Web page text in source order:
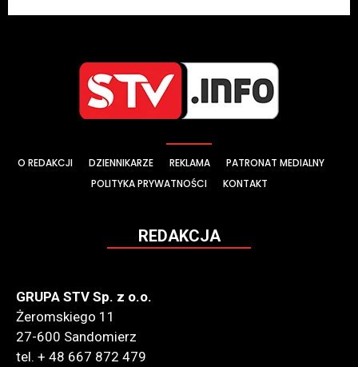
O REDAKCJI DZIENNIKARZE REKLAMA
PATRONAT MEDIALNY
POLITYKA PRYWATNOŚCI
KONTAKT
REDAKCJA
GRUPA STV Sp. z o.o.
Żeromskiego 11
27-600 Sandomierz
tel. + 48 667 872 479